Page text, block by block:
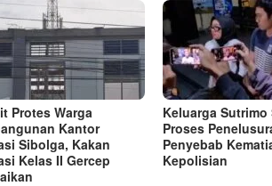
Protes Warga
Kantor
Sibolga, Kakan
Kelas II Gercep
Keluarga Sutrimo
Proses
Penyebab
Kepolisian